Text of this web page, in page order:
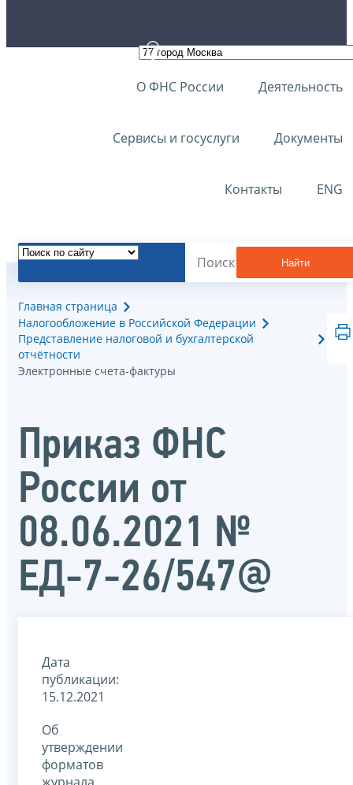
О ФНС России Деятельность
Сервисы и госуслуги Документы
Контакты ENG
Найти
Главная страница
Налогообложение в Российской Федерации
Представление налоговой и бухгалтерской
отчётности
Электронные счета-фактуры
Приказ ФНС
России от
08.06.2021 №
ЕД-7-26/547@
Дата
публикации:
15.12.2021
Об
утверждении
форматов